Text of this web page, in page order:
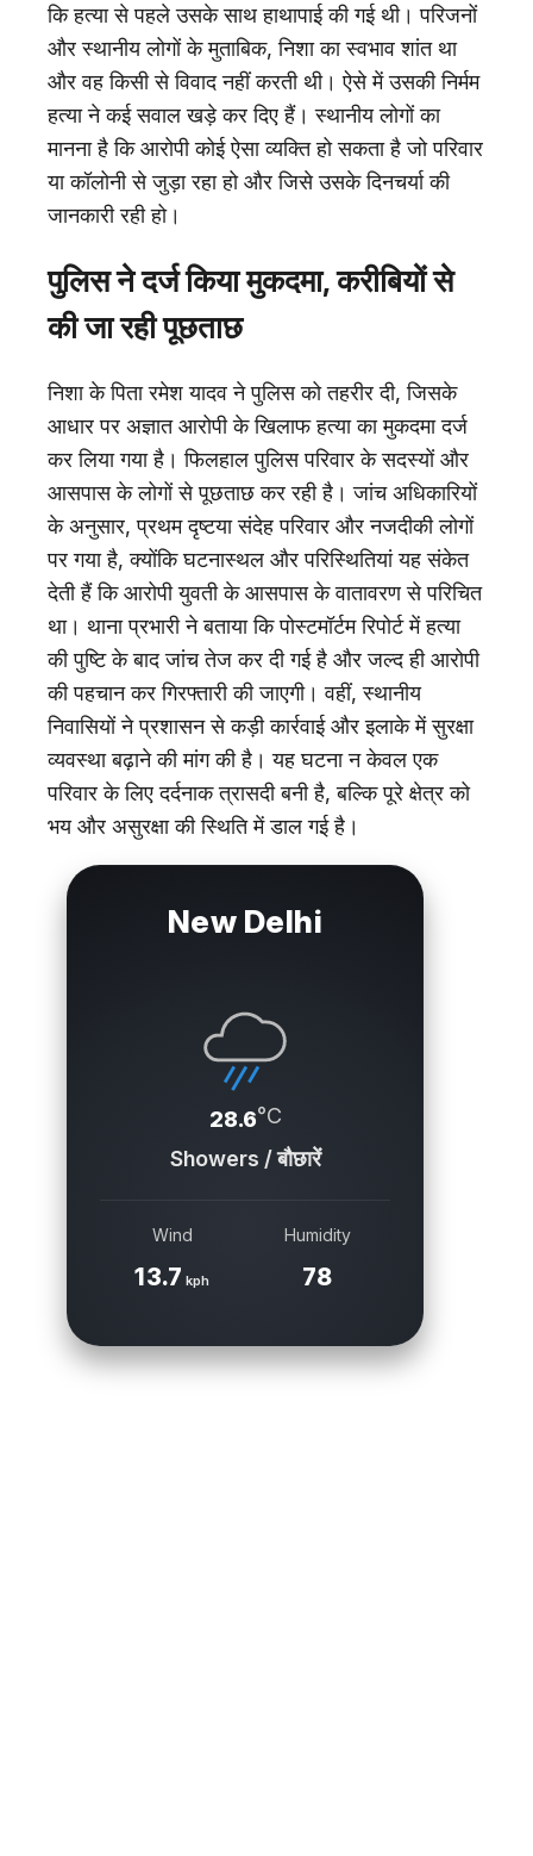
कि हत्या से पहले उसके साथ हाथापाई की गई थी। परिजनों
और स्थानीय लोगों के मुताबिक, निशा का स्वभाव शांत था
और वह किसी से विवाद नहीं करती थी। ऐसे में उसकी निर्मम
हत्या ने कई सवाल खड़े कर दिए हैं। स्थानीय लोगों का
मानना है कि आरोपी कोई ऐसा व्यक्ति हो सकता है जो परिवार
या कॉलोनी से जुड़ा रहा हो और जिसे उसके दिनचर्या की
जानकारी रही हो।
पुलिस ने दर्ज किया मुकदमा, करीबियों से
की जा रही पूछताछ
निशा के पिता रमेश यादव ने पुलिस को तहरीर दी, जिसके
आधार पर अज्ञात आरोपी के खिलाफ हत्या का मुकदमा दर्ज
कर लिया गया है। फिलहाल पुलिस परिवार के सदस्यों और
आसपास के लोगों से पूछताछ कर रही है। जांच अधिकारियों
के अनुसार, प्रथम दृष्टया संदेह परिवार और नजदीकी लोगों
पर गया है, क्योंकि घटनास्थल और परिस्थितियां यह संकेत
देती हैं कि आरोपी युवती के आसपास के वातावरण से परिचित
था। थाना प्रभारी ने बताया कि पोस्टमॉर्टम रिपोर्ट में हत्या
की पुष्टि के बाद जांच तेज कर दी गई है और जल्द ही आरोपी
की पहचान कर गिरफ्तारी की जाएगी। वहीं, स्थानीय
निवासियों ने प्रशासन से कड़ी कार्रवाई और इलाके में सुरक्षा
व्यवस्था बढ़ाने की मांग की है। यह घटना न केवल एक
परिवार के लिए दर्दनाक त्रासदी बनी है, बल्कि पूरे क्षेत्र को
भय और असुरक्षा की स्थिति में डाल गई है।
New Delhi
28.6°C
Showers / बौछारें
Wind
13.7 kph
Humidity
78